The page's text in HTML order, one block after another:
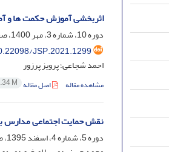
اثربخشی آموزش حکمت ها و
دوره 10، شماره 3، مهر 1400، صفحه
JSP.2021.1299
احمد شجاعی؛ پرویز پرزور
مشاهده مقاله اصل مقاله M
نقش حمایت اجتماعی مدارس
دوره 5، شماره 4، اسفند 1395، صفحه